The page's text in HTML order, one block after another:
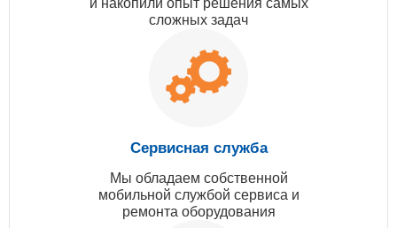
сложных задач
Сервисная служба
Мы обладаем собственной
мобильной службой сервиса и
ремонта оборудования